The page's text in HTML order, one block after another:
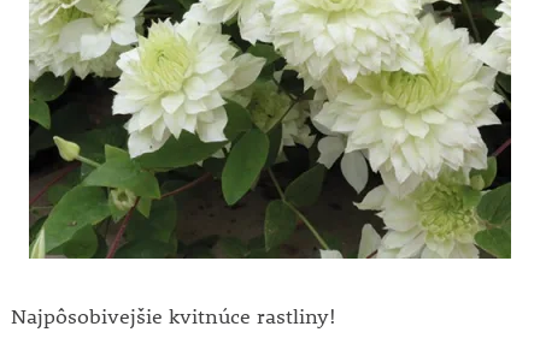
Najpôsobivejšie kvitnúce rastliny!